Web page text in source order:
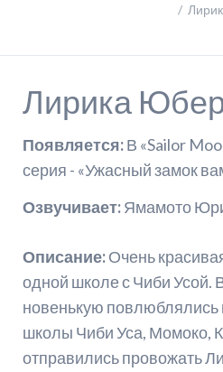
Лирика
Появляется:В «Sailor
серия - «Ужасный замок
Озвучивает:Ямамото
Описание:Очень
одной школе с Чиби Усой.
новенькую повлюблялись
школы Чиби Уса, Момоко,
отправились провожать